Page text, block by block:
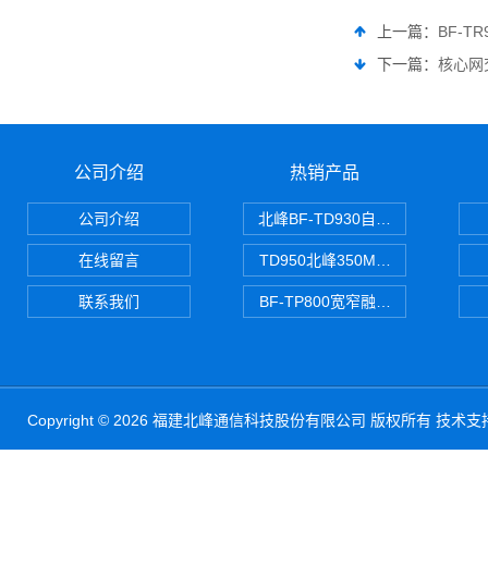
上一篇： BF-
下一篇： 核心网
公司介绍
公司介绍
在线留言
联系我们
热销产品
北峰BF-TD930自组网对讲机
TD950北峰350M对讲机 PDT数
BF-TP800宽窄融合对讲机
Copyright © 2026 福建北峰通信科技股份有限公司 版权所有 技术支